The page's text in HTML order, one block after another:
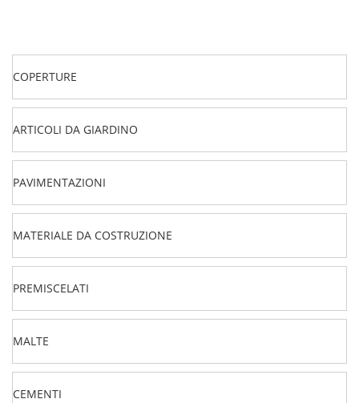
COPERTURE
ARTICOLI DA GIARDINO
PAVIMENTAZIONI
MATERIALE DA COSTRUZIONE
PREMISCELATI
MALTE
CEMENTI